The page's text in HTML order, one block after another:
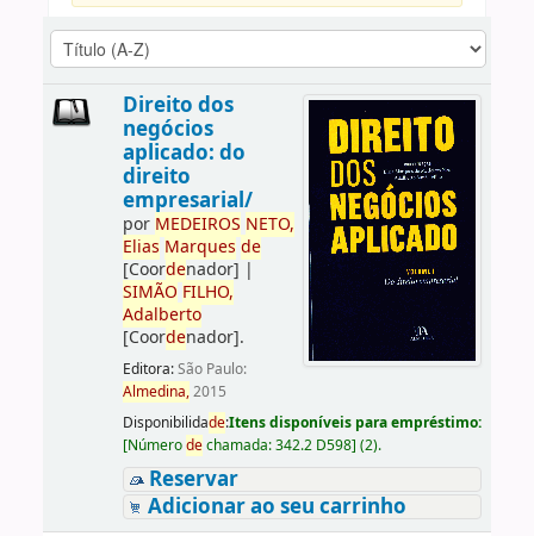
Direito dos
negócios
aplicado: do
direito
empresarial/
por MEDEIROS NETO,
Elias Marques de
[Coordenador] |
SIMÃO FILHO,
Adalberto
[Coordenador].
Editora:São Paulo:
Almedina,2015
Disponibilidade:Itens disponíveis para empréstimo:
[Númerodechamada:342.2 D598] (2).
Reservar
Adicionar ao seu carrinho